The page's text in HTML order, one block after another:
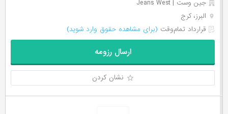
جین وست | Jeans West
البرز، کرج
قرارداد تمام‌وقت (برای مشاهده حقوق وارد شوید)
ارسال رزومه
نشان کردن